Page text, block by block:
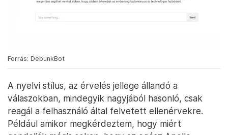
Forrás: DebunkBot
A nyelvi stílus, az érvelés jellege állandó a
válaszokban, mindegyik nagyjából hasonló, csak
reagál a felhasználó által felvetett ellenérvekre.
Például amikor megkérdeztem, hogy miért